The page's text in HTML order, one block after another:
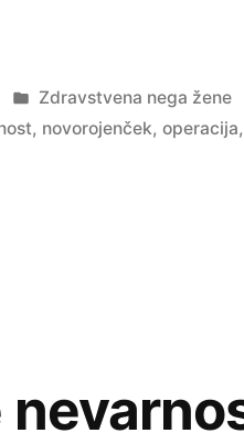
Posted
in
Zdravstvena nega žene
, novorojenček,operacija,